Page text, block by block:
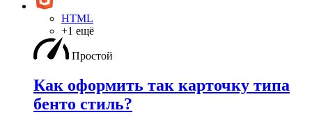
HTML
+1 ещё
Простой
Как оформить так карточку типа
бенто стиль?